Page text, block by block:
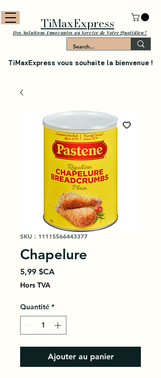
TiMaxExpress vous souhaite la bienvenue !
Des Solutions Innovantes au Service de Votre Quotidien !
TiMaxExpress
SKU : 11115566443377
Chapelure
5,99 $CA
Hors TVA
Quantité *
Ajouter au panier